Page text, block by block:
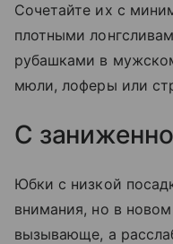
Сочетайте их с
плотными
рубашками в
мюли, лоферы или
С
Юбки с низкой
внимания, но в
вызывающе, а